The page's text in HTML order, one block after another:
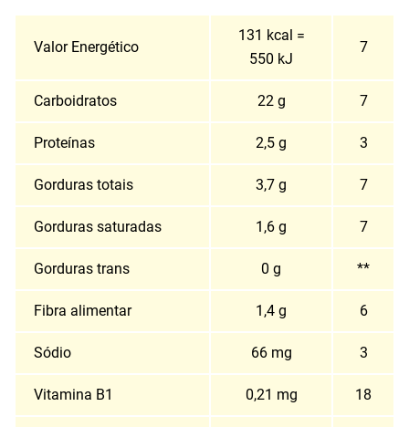
Valor Energético
131 kcal =
550 kJ
7
Carboidratos 22 g 7
Proteínas 2,5 g 3
Gorduras totais 3,7 g 7
Gorduras saturadas 1,6 g 7
Gorduras trans 0 g **
Fibra alimentar 1,4 g 6
Sódio 66 mg 3
Vitamina B1 0,21 mg 18